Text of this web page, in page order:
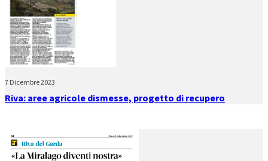
7 Dicembre 2023
Riva: aree agricole dismesse, progetto di recupero